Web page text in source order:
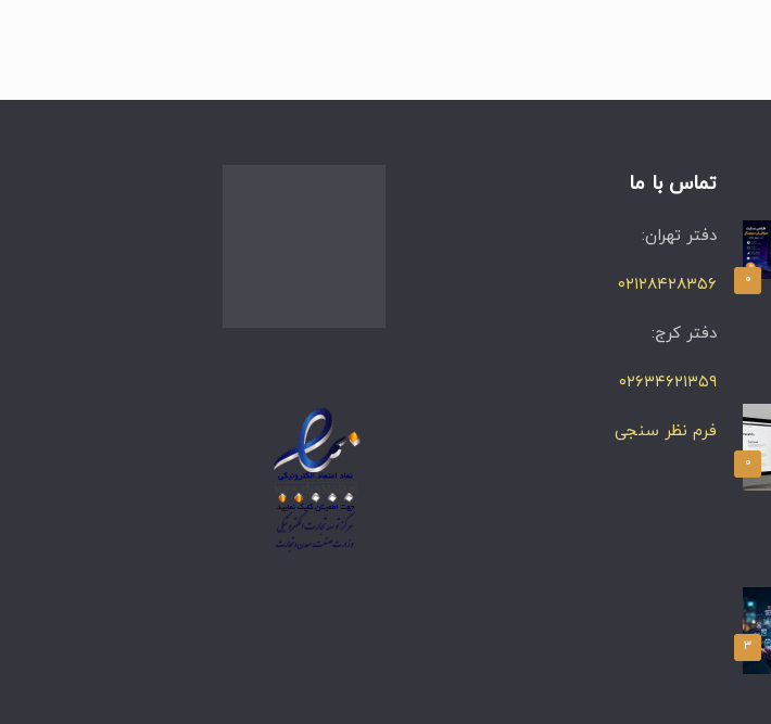
۰
۰
۳
تماس با ما
دفتر تهران:
۰۲۱۲۸۴۲۸۳۵۶
دفتر کرج:
۰۲۶۳۴۶۲۱۳۵۹
فرم نظر سنجی